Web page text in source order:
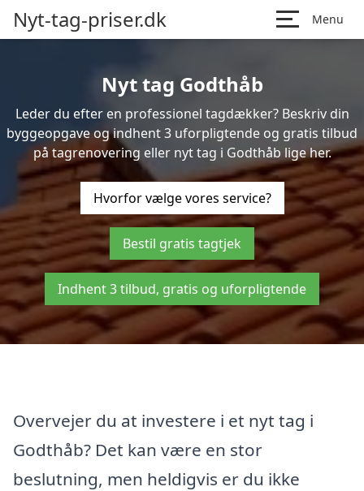
Nyt-tag-priser.dk Menu
Nyt tag Godthåb
Leder du efter en professionel tagdækker? Beskriv din
byggeopgave og indhent 3 uforpligtende og gratis tilbud
på tagrenovering eller nyt tag i Godthåb lige her.
Hvorfor vælge vores service?
Bestil gratis tagtjek
Indhent 3 tilbud, gratis og uforpligtende
Overvejer du at investere i et nyt tag i
Godthåb? Det kan være en stor
beslutning, men heldigvis er du ikke